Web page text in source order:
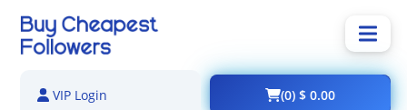
VIP Login (0) $ 0.00